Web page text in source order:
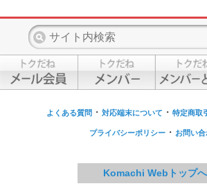
よくある質問 ・ 対応端末について ・ 特定商取
プライバシーポリシー ・ お問い
Komachi Webトップへ